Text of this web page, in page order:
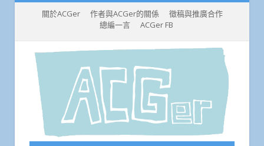
關於ACGer 作者與ACGer的關係
徵稿與推廣合作
總編一言
ACGer FB